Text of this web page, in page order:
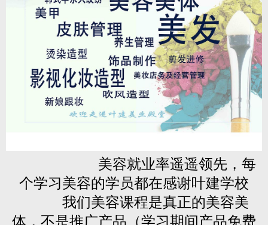
美容就业率遥遥领先，每
个学习美容的学员都在感谢叶建学校
我们美容课程是真正的美容美
体，不是推广产品（学习期间产品免费